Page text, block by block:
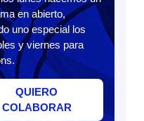
en abierto,
uno especial los
y viernes para
QUIERO
COLABORAR